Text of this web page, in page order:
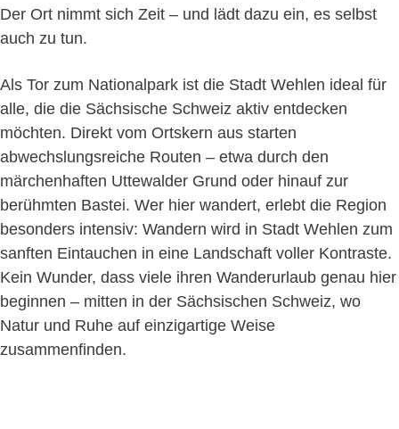
Der Ort nimmt sich Zeit – und lädt dazu ein, es selbst
auch zu tun.
Als Tor zum Nationalpark ist die Stadt Wehlen ideal für
alle, die die Sächsische Schweiz aktiv entdecken
möchten. Direkt vom Ortskern aus starten
abwechslungsreiche Routen – etwa durch den
märchenhaften Uttewalder Grund oder hinauf zur
berühmten Bastei. Wer hier wandert, erlebt die Region
besonders intensiv: Wandern wird in Stadt Wehlen zum
sanften Eintauchen in eine Landschaft voller Kontraste.
Kein Wunder, dass viele ihren Wanderurlaub genau hier
beginnen – mitten in der Sächsischen Schweiz, wo
Natur und Ruhe auf einzigartige Weise
zusammenfinden.